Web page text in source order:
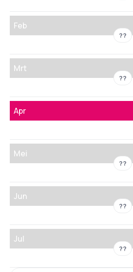
Feb
??
Mrt
??
Apr
Mei
??
Jun
??
Jul
??